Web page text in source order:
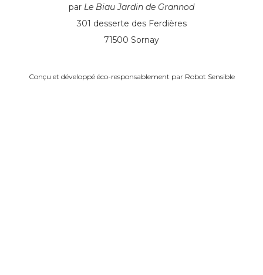
par Le Biau Jardin de Grannod
301 desserte des Ferdières
71500 Sornay
Conçu et développé éco-responsablement par Robot Sensible